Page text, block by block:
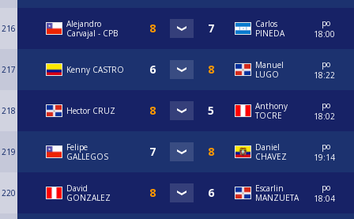
216
⁠Alejandro
Carvajal - CPB
Carlos
PINEDA
po
18:00
217 Kenny CASTRO
Manuel
LUGO
po
18:22
218 Hector CRUZ
Anthony
TOCRE
po
18:02
219
Felipe
GALLEGOS
Daniel
CHAVEZ
po
19:14
220
David
GONZALEZ
Escarlin
MANZUETA
po
18:04